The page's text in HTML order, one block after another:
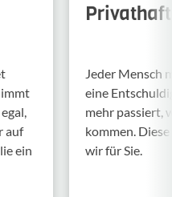
auf
ein
Jeder Mensch
eine
mehr passiert,
kommen.
wir für Sie.